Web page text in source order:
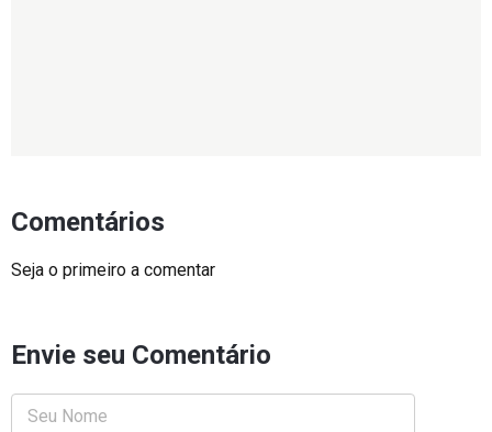
Comentários
Seja o primeiro a comentar
Envie seu Comentário